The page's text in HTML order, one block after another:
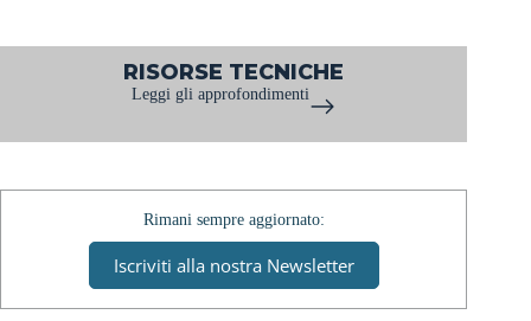
RISORSE TECNICHE
Leggi gli approfondimenti
Rimani sempre aggiornato:
Iscriviti alla nostra Newsletter